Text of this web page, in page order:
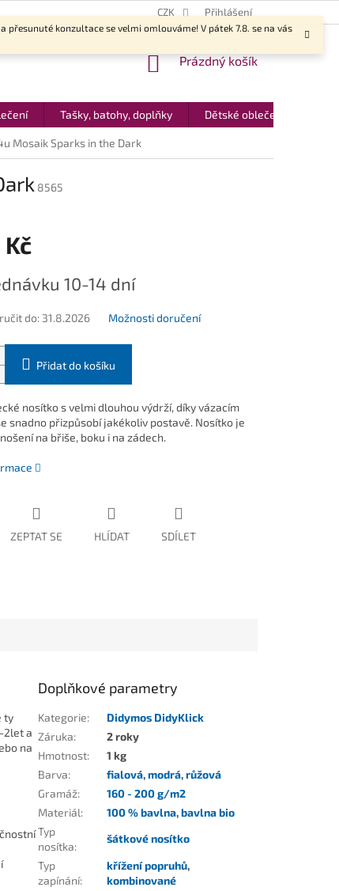
konzultace se velmi omlouváme! V pátek 7.8. se na vás
CZK Přihlášení
NÁKUPNÍ
Prázdný košík
Tašky, batohy, doplňky Dětské oblečení
Mosaik Sparks in the Dark
8565
10-14 dní
do: 31.8.2026 Možnosti doručení
Přidat do košíku
nosítko s velmi dlouhou výdrží, díky vázacím
snadno přizpůsobí jakékoliv postavě. Nosítko je
na břiše, boku i na zádech.
ZEPTAT SE HLÍDAT SDÍLET
ty
2let a
na
Doplňkové parametry
Kategorie:
Didymos DidyKlick
Záruka:
2 roky
Hmotnost:
1 kg
Barva: fialová,modrá,růžová
Gramáž:
160 - 200 g/m2
Materiál: 100 % bavlna,bavlna bio
Typ
nosítka:
šátkové nosítko
Typ
zapínání:
křížení popruhů,
kombinované